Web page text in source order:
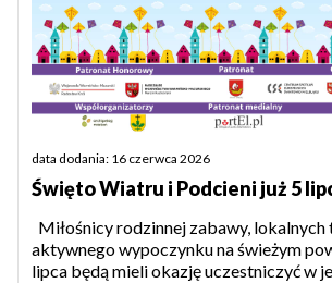
data dodania: 16 czerwca 2026
Święto Wiatru i Podcieni już 5
Miłośnicy rodzinnej zabawy,
aktywnego wypoczynku na świeżym
lipca będą mieli okazję uczestniczyć w